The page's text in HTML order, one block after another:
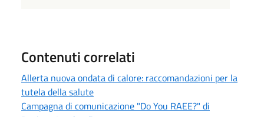
Contenuti correlati
Allerta nuova ondata di calore: raccomandazioni per la
tutela della salute
Campagna di comunicazione "Do You RAEE?" di